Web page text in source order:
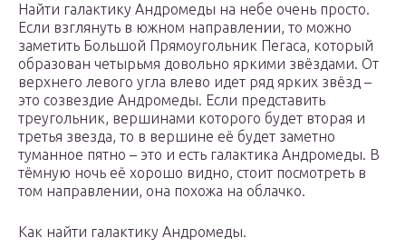
Найти галактику Андромеды на небе очень просто.
Если взглянуть в южном направлении, то можно
заметить Большой Прямоугольник Пегаса, который
образован четырьмя довольно яркими звёздами. От
верхнего левого угла влево идет ряд ярких звёзд –
это созвездие Андромеды. Если представить
треугольник, вершинами которого будет вторая и
третья звезда, то в вершине её будет заметно
туманное пятно – это и есть галактика Андромеды. В
тёмную ночь её хорошо видно, стоит посмотреть в
том направлении, она похожа на облачко.
Как найти галактику Андромеды.